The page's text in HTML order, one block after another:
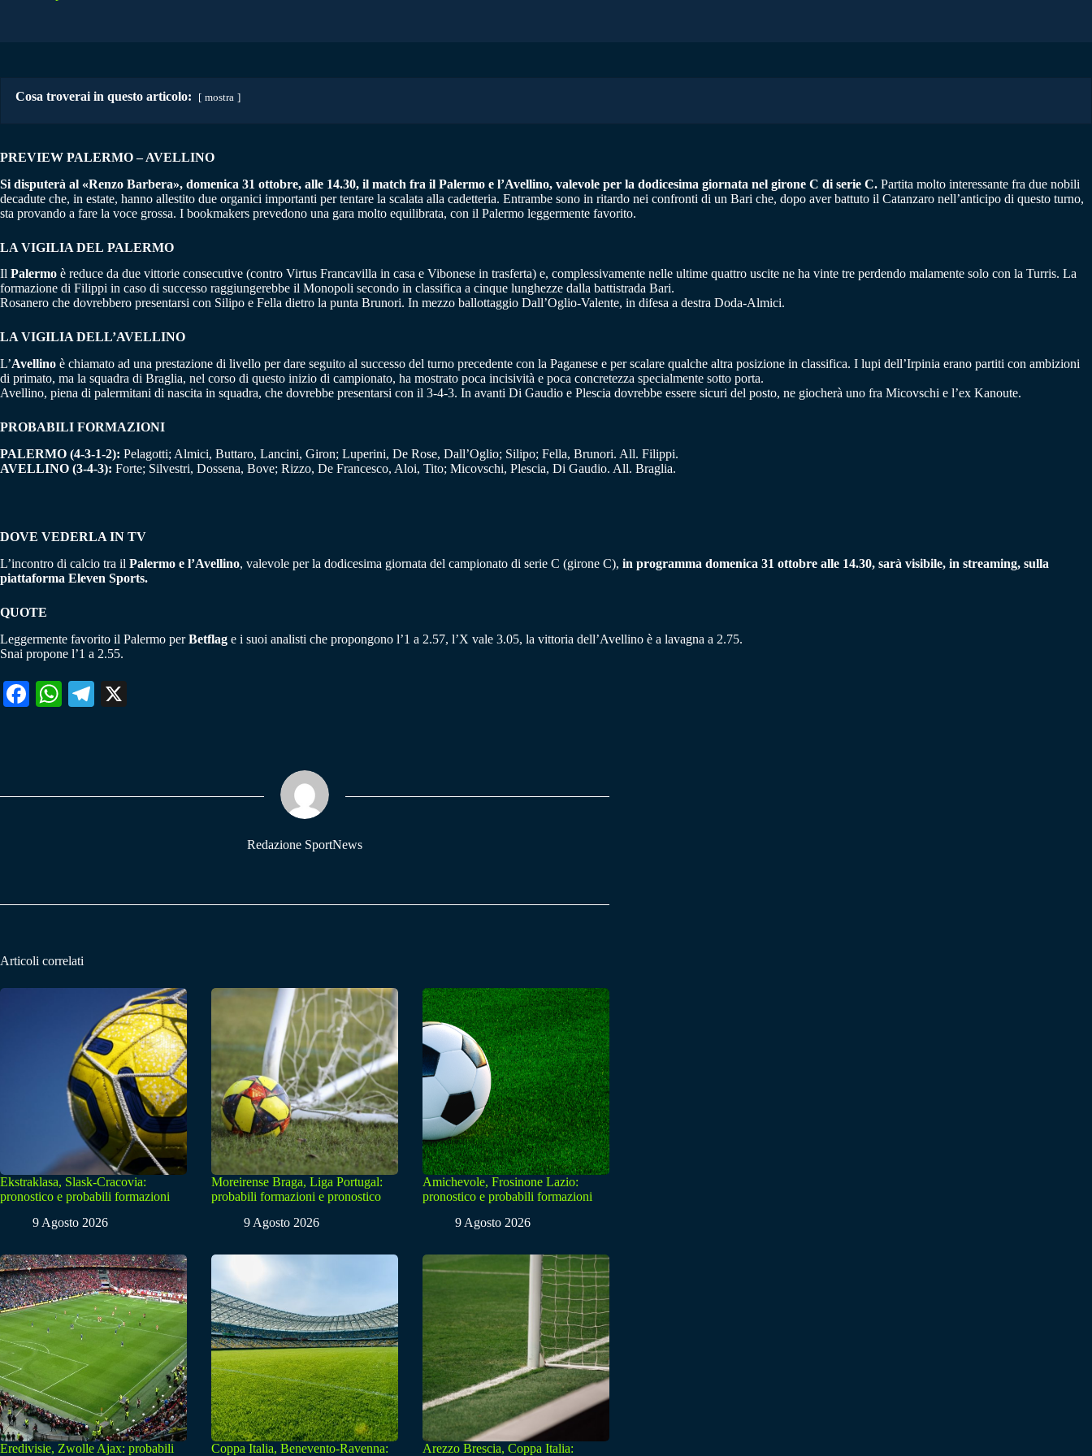
Cosa troverai in questo articolo: mostra
PREVIEW PALERMO – AVELLINO
Si disputerà al «Renzo Barbera», domenica 31 ottobre, alle 14.30, il match fra il Palermo e l’Avellino, valevole per la dodicesima giornata nel girone C di serie C. Partita molto interessante fra due nobili
decadute che, in estate, hanno allestito due organici importanti per tentare la scalata alla cadetteria. Entrambe sono in ritardo nei confronti di un Bari che, dopo aver battuto il Catanzaro nell’anticipo di questo turno,
sta provando a fare la voce grossa. I bookmakers prevedono una gara molto equilibrata, con il Palermo leggermente favorito.
LA VIGILIA DEL PALERMO
Il Palermo è reduce da due vittorie consecutive (contro Virtus Francavilla in casa e Vibonese in trasferta) e, complessivamente nelle ultime quattro uscite ne ha vinte tre perdendo malamente solo con la Turris. La
formazione di Filippi in caso di successo raggiungerebbe il Monopoli secondo in classifica a cinque lunghezze dalla battistrada Bari.
Rosanero che dovrebbero presentarsi con Silipo e Fella dietro la punta Brunori. In mezzo ballottaggio Dall’Oglio-Valente, in difesa a destra Doda-Almici.
LA VIGILIA DELL’AVELLINO
L’Avellino è chiamato ad una prestazione di livello per dare seguito al successo del turno precedente con la Paganese e per scalare qualche altra posizione in classifica. I lupi dell’Irpinia erano partiti con ambizioni
di primato, ma la squadra di Braglia, nel corso di questo inizio di campionato, ha mostrato poca incisività e poca concretezza specialmente sotto porta.
Avellino, piena di palermitani di nascita in squadra, che dovrebbe presentarsi con il 3-4-3. In avanti Di Gaudio e Plescia dovrebbe essere sicuri del posto, ne giocherà uno fra Micovschi e l’ex Kanoute.
PROBABILI FORMAZIONI
PALERMO (4-3-1-2): Pelagotti; Almici, Buttaro, Lancini, Giron; Luperini, De Rose, Dall’Oglio; Silipo; Fella, Brunori. All. Filippi.
AVELLINO (3-4-3): Forte; Silvestri, Dossena, Bove; Rizzo, De Francesco, Aloi, Tito; Micovschi, Plescia, Di Gaudio. All. Braglia.
DOVE VEDERLA IN TV
L’incontro di calcio tra il Palermo e l’Avellino, valevole per la dodicesima giornata del campionato di serie C (girone C), in programma domenica 31 ottobre alle 14.30, sarà visibile, in streaming, sulla
piattaforma Eleven Sports.
QUOTE
Leggermente favorito il Palermo perBetflag e i suoi analisti che propongono l’1 a 2.57, l’X vale 3.05, la vittoria dell’Avellino è a lavagna a 2.75.
Snai propone l’1 a 2.55.
Fa W
pp
Te
m
Redazione SportNews
Articoli correlati
Ekstraklasa, Slask-Cracovia:
pronostico e probabili formazioni
9 Agosto 2026
Moreirense Braga, Liga Portugal:
probabili formazioni e pronostico
9 Agosto 2026
Amichevole, Frosinone Lazio:
pronostico e probabili formazioni
9 Agosto 2026
Eredivisie, Zwolle Ajax: probabili Coppa Italia, Benevento-Ravenna: Arezzo Brescia, Coppa Italia: